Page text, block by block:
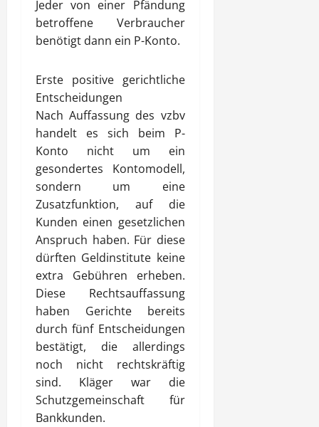
Jeder von einer Pfändung
betroffene Verbraucher
benötigt dann ein P-Konto.
Erste positive gerichtliche
Entscheidungen
Nach Auffassung des vzbv
handelt es sich beim P-
Konto nicht um ein
gesondertes Kontomodell,
sondern um eine
Zusatzfunktion, auf die
Kunden einen gesetzlichen
Anspruch haben. Für diese
dürften Geldinstitute keine
extra Gebühren erheben.
Diese Rechtsauffassung
haben Gerichte bereits
durch fünf Entscheidungen
bestätigt, die allerdings
noch nicht rechtskräftig
sind. Kläger war die
Schutzgemeinschaft für
Bankkunden.